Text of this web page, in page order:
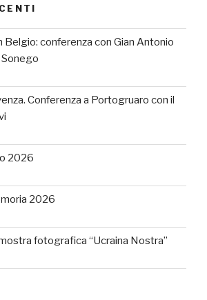
Belgio: conferenza con Gian Antonio
Conferenza a Portogruaro con il
2026
2026
fotografica “Ucraina Nostra”